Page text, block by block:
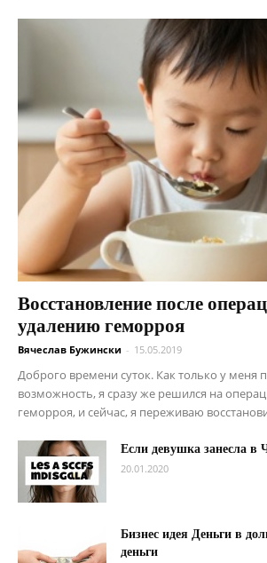
Восстановление после
удалению геморроя
Вячеслав Бужински - 15.05.2019
Доброго времени суток. Как только у меня
возможность, я сразу же решился на
геморроя, и сейчас, я переживаю
Если девушка занесла в
20.01.2020
Бизнес идея Деньги в
деньги